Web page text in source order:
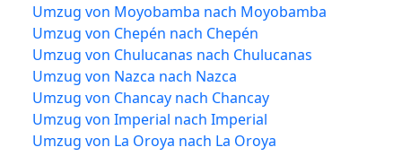
Umzug von Moyobamba nach Moyobamba
Umzug von Chepén nach Chepén
Umzug von Chulucanas nach Chulucanas
Umzug von Nazca nach Nazca
Umzug von Chancay nach Chancay
Umzug von Imperial nach Imperial
Umzug von La Oroya nach La Oroya